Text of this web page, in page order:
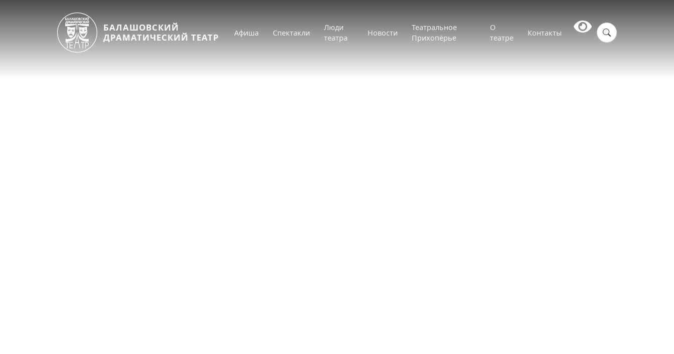
БАЛАШОВСКИЙ
ДРАМАТИЧЕСКИЙ ТЕАТР
Афиша Спектакли
Люди
театра
Новости
Театральное
Прихопёрье
О
театре
Контакты